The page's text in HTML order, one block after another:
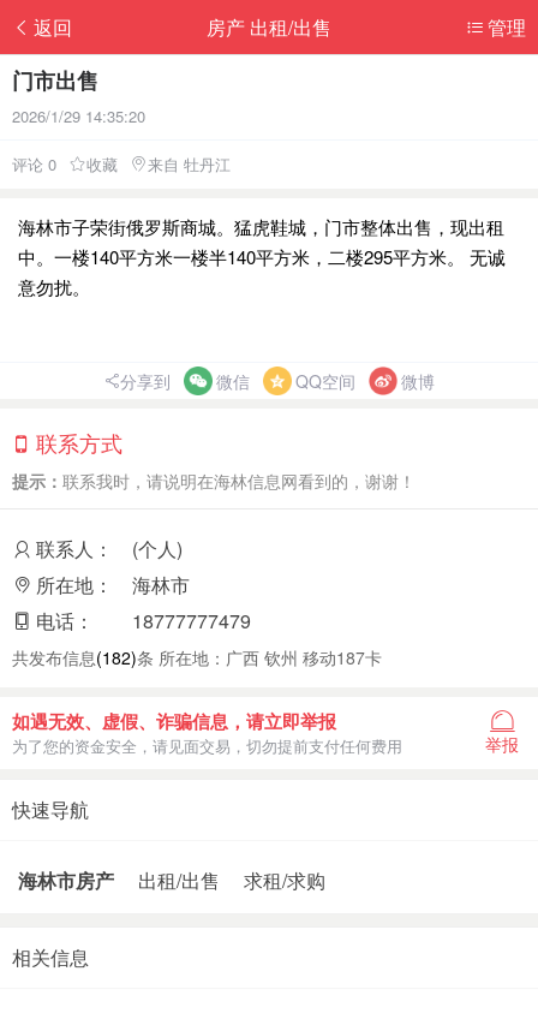
返回 管理
房产 出租/出售
门市出售
2026/1/29 14:35:20
评论 0 收藏 来自 牡丹江
海林市子荣街俄罗斯商城。猛虎鞋城，门市整体出售，现出租
中。一楼140平方米一楼半140平方米，二楼295平方米。 无诚
意勿扰。
分享到 微信 QQ空间 微博
联系方式
提示： 联系我时，请说明在海林信息网看到的，谢谢！
联系人：
(个人)
所在地：
海林市
电话：
18777777479
共发布信息(182)条 所在地：广西 钦州 移动187卡
如遇无效、虚假、诈骗信息，请立即举报
为了您的资金安全，请见面交易，切勿提前支付任何费用 举报
快速导航
海林市房产 出租/出售 求租/求购
相关信息